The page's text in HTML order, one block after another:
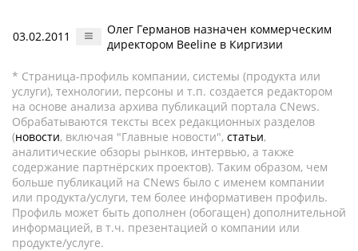
03.02.2011
Олег Германов назначен коммерческим
директором Beeline в Киргизии
* Страница-профиль компании, системы (продукта или
услуги), технологии, персоны и т.п. создается редактором
на основе анализа архива публикаций портала CNews.
Обрабатываются тексты всех редакционных разделов
(новости, включая "Главные новости", статьи,
аналитические обзоры рынков, интервью, а также
содержание партнёрских проектов). Таким образом, чем
больше публикаций на CNews было с именем компании
или продукта/услуги, тем более информативен профиль.
Профиль может быть дополнен (обогащен) дополнительной
информацией, в т.ч. презентацией о компании или
продукте/услуге.